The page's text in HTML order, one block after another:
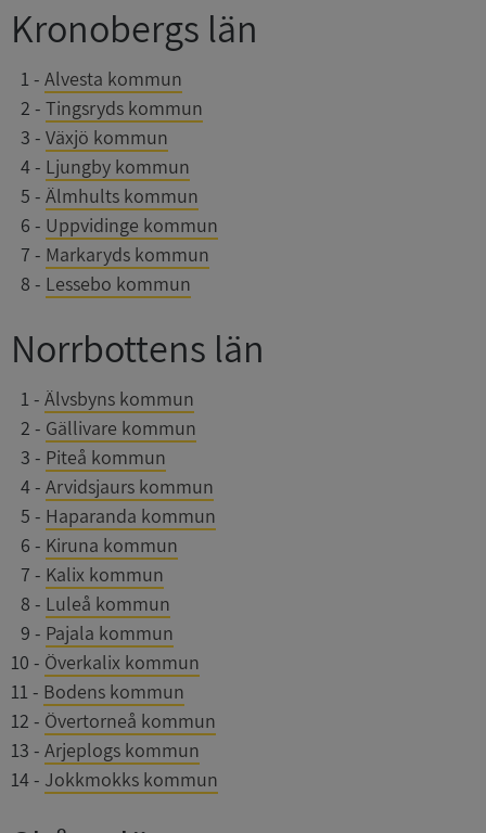
Kronobergs län
1- Alvesta kommun
2 - Tingsryds kommun
3 - Växjö kommun
4- Ljungby kommun
5 - Älmhults kommun
6 - Uppvidinge kommun
7 - Markaryds kommun
8 - Lessebo kommun
Norrbottens län
1- Älvsbyns kommun
2 - Gällivare kommun
3 - Piteå kommun
4- Arvidsjaurs kommun
5 - Haparanda kommun
6 - Kiruna kommun
7 - Kalix kommun
8 - Luleå kommun
9 - Pajala kommun
10 - Överkalix kommun
11- Bodens kommun
12 - Övertorneå kommun
13 - Arjeplogs kommun
14- Jokkmokks kommun